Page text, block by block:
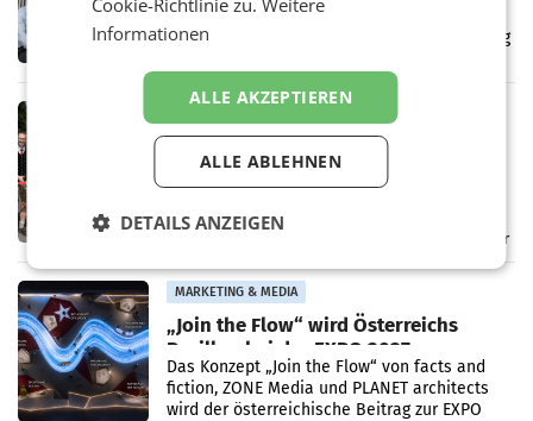
Führungsebene. Andrea Sampl-Neureiter
rückt mit Anfang August in die Agenturleitung
Falkensteiner übernimmt Betrieb des
modernisierten Campingplatzes am
Wörthersee
Falkensteiner Camping Wörthersee ist
offiziell eröffnet. Die Falkensteiner Michaeler
Klagenfurt haben den
MARKETING & MEDIA
„Join the Flow“ wird Österreichs
Pavillon bei der EXPO 2027
Das Konzept „Join the Flow“ von facts and
fiction, ZONE Media und PLANET architects
wird der österreichische Beitrag zur EXPO
Informationen
ALLE AKZEPTIEREN
ALLE ABLEHNEN
DETAILS ANZEIGEN